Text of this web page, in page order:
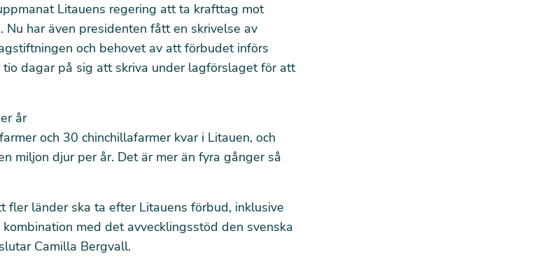
Litauens regering att ta krafttag mot
har även presidenten fått en skrivelse av
och behovet av att förbudet införs
tio dagar på sig att skriva under lagförslaget för att
år
och 30 chinchillafarmer kvar i Litauen, och
miljon djur per år. Det är mer än fyra gånger så
fler länder ska ta efter Litauens förbud, inklusive
med det avvecklingsstöd den svenska
Camilla Bergvall.